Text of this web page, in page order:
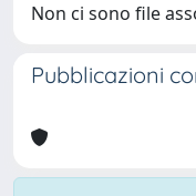
Non ci sono file
Pubblicazioni